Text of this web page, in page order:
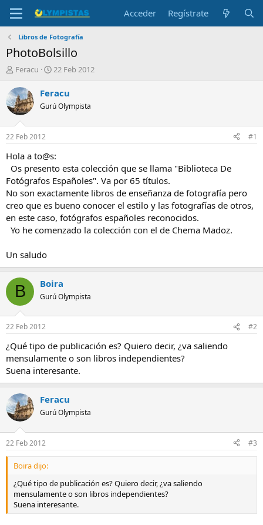
Acceder Regístrate
Libros de Fotografía
PhotoBolsillo
I
i
c
i
a
d
o
r
d
e
l
t
e
m
a
Feracu
F
c
h
a
i
n
i
c
i
o
22 Feb 2012
Feracu
Gurú Olympista
22 Feb 2012 #1
Hola a to@s:
Os presento esta colección que se llama "Biblioteca De
Fotógrafos Españoles". Va por 65 títulos.
No son exactamente libros de enseñanza de fotografía pero
creo que es bueno conocer el estilo y las fotografías de otros,
en este caso, fotógrafos españoles reconocidos.
Yo he comenzado la colección con el de Chema Madoz.
Un saludo
B Boira
Gurú Olympista
22 Feb 2012 #2
¿Qué tipo de publicación es? Quiero decir, ¿va saliendo
mensulamente o son libros independientes?
Suena interesante.
Feracu
Gurú Olympista
22 Feb 2012 #3
Boira dijo:
¿Qué tipo de publicación es? Quiero decir, ¿va saliendo
mensulamente o son libros independientes?
Suena interesante.